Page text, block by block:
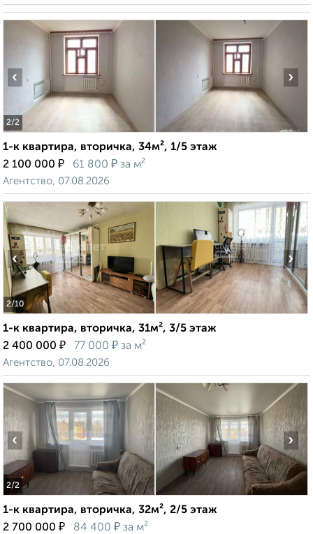
2/2
‹ ›
1-к квартира, вторичка, 34м², 1/5 этаж
2 100 000 ₽ 61 800 ₽ за м²
Агентство, 07.08.2026
2/10
‹ ›
1-к квартира, вторичка, 31м², 3/5 этаж
2 400 000 ₽ 77 000 ₽ за м²
Агентство, 07.08.2026
2/2
‹ ›
1-к квартира, вторичка, 32м², 2/5 этаж
2 700 000 ₽ 84 400 ₽ за м²